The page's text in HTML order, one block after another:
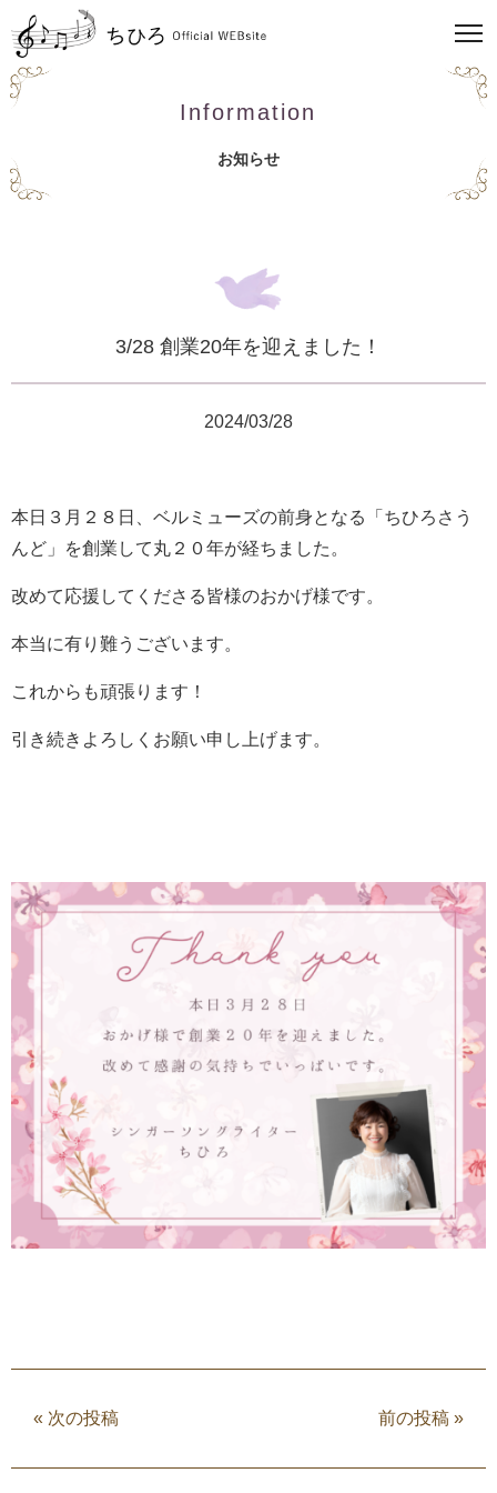
Information
お知らせ
3/28 創業20年を迎えました！
2024/03/28
本日３月２８日、ベルミューズの前身となる「ちひろさう
んど」を創業して丸２０年が経ちました。
改めて応援してくださる皆様のおかげ様です。
本当に有り難うございます。
これからも頑張ります！
引き続きよろしくお願い申し上げます。
« 次の投稿 前の投稿 »